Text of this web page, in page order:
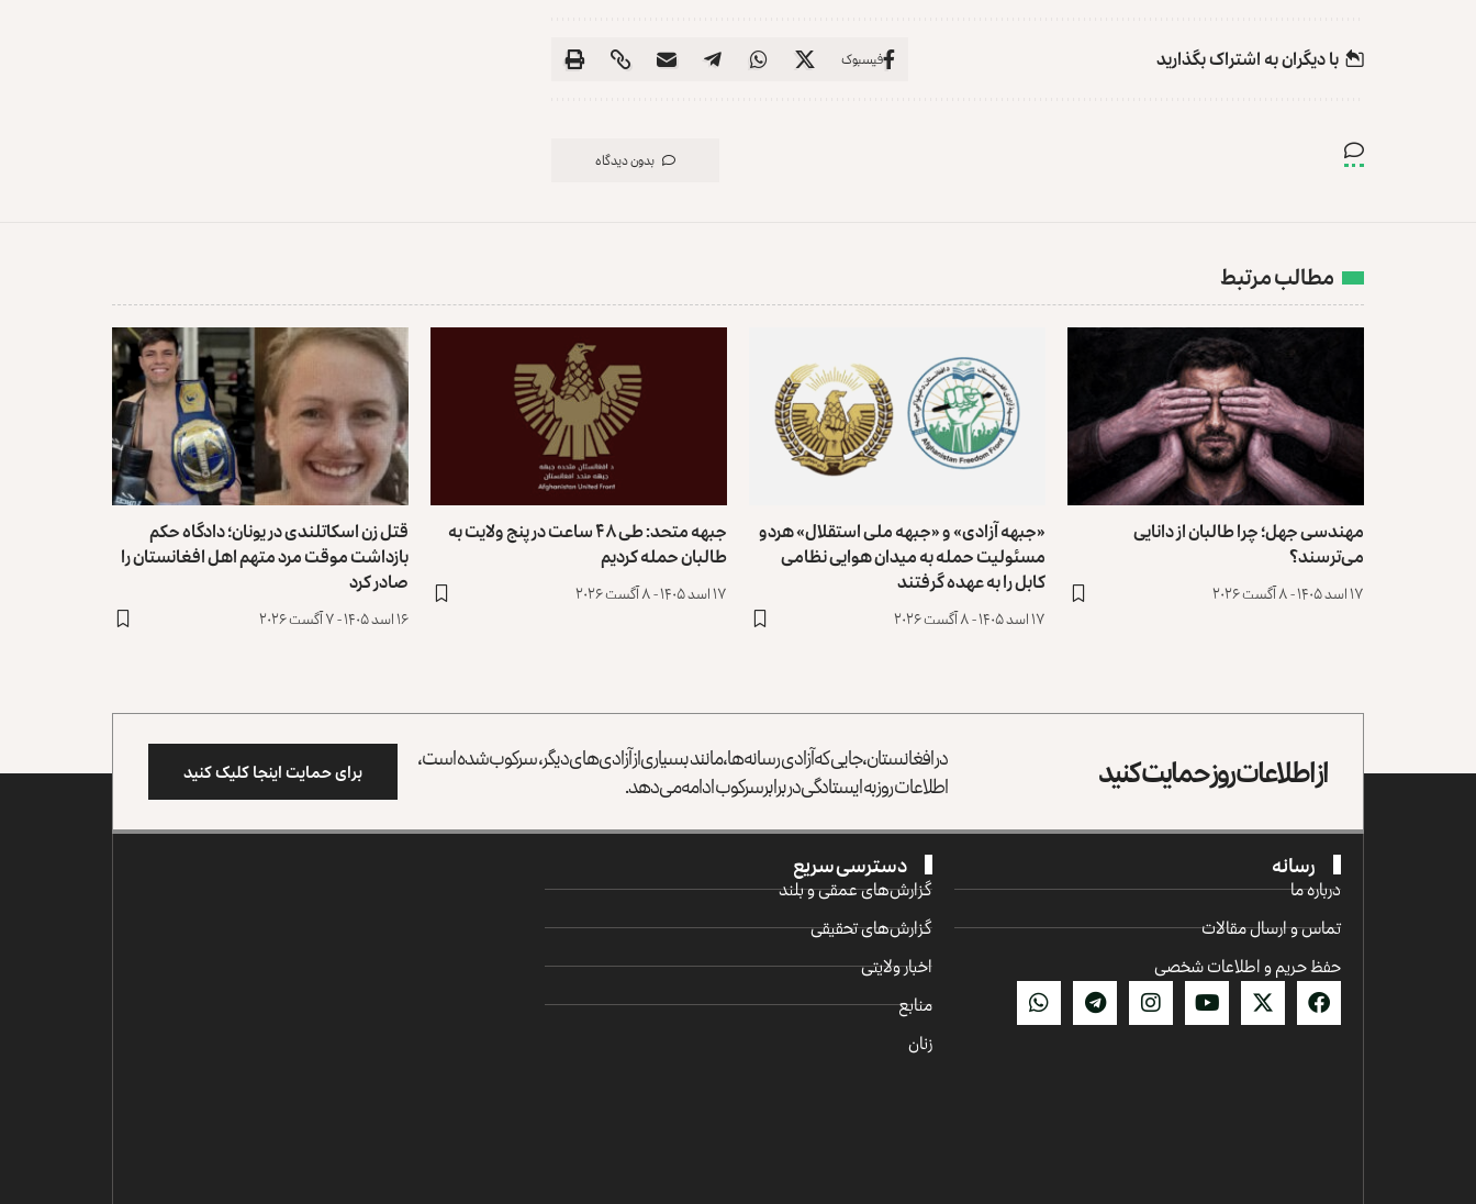
با دیگران به‌‌ اشتراک بگذارید فیسبوک
بدون دیدگاه
مطالب مرتبط
مهندسی جهل؛ چرا طالبان از دانایی
می‌ترسند؟
۱۷ اسد ۱۴۰۵ - ۸ آگست ۲۰۲۶
«جبهه آزادی» و «جبهه ملی استقلال» هردو
مسئولیت حمله به میدان هوایی نظامی
کابل را به عهده گرفتند
۱۷ اسد ۱۴۰۵ - ۸ آگست ۲۰۲۶
جبهه متحد: طی ۴۸ ساعت در پنج ولایت به
طالبان حمله کردیم
۱۷ اسد ۱۴۰۵ - ۸ آگست ۲۰۲۶
قتل زن اسکاتلندی در یونان؛ دادگاه حکم
بازداشت موقت مرد متهم اهل افغانستان را
صادر کرد
۱۶ اسد ۱۴۰۵ - ۷ آگست ۲۰۲۶
از اطلاعات روز حمایت کنید در افغانستان، جایی که آزادی رسانه‌ها، مانند بسیاری از آزادی‌های دیگر، سرکوب شده است،
اطلاعات روز به ایستادگی در برابر سرکوب ادامه می‌دهد. برای حمایت اینجا کلیک کنید
رسانه
درباره ما
تماس و ارسال مقالات
حفظ حریم و اطلاعات شخصی
دسترسی سریع
گزارش‌‌های عمقی و بلند
گزارش‌های تحقیقی
اخبار ولایتی
منابع
زنان